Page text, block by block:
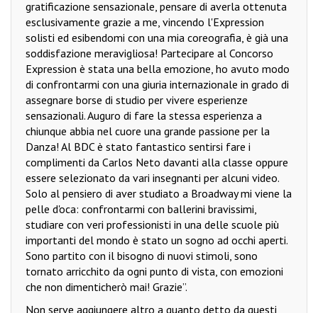
gratificazione sensazionale, pensare di averla ottenuta
esclusivamente grazie a me, vincendo l'Expression
solisti ed esibendomi con una mia coreografia, è già una
soddisfazione meravigliosa! Partecipare al Concorso
Expression è stata una bella emozione, ho avuto modo
di confrontarmi con una giuria internazionale in grado di
assegnare borse di studio per vivere esperienze
sensazionali. Auguro di fare la stessa esperienza a
chiunque abbia nel cuore una grande passione per la
Danza! Al BDC è stato fantastico sentirsi fare i
complimenti da Carlos Neto davanti alla classe oppure
essere selezionato da vari insegnanti per alcuni video.
Solo al pensiero di aver studiato a Broadway mi viene la
pelle d'oca: confrontarmi con ballerini bravissimi,
studiare con veri professionisti in una delle scuole più
importanti del mondo è stato un sogno ad occhi aperti.
Sono partito con il bisogno di nuovi stimoli, sono
tornato arricchito da ogni punto di vista, con emozioni
che non dimenticherò mai! Grazie”.
Non serve aggiungere altro a quanto detto da questi